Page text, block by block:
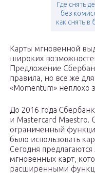
Где снять
без
как снять в
Карты мгновенной
широких
Предложение
правила, но все же для
«Momentum» неплохо
До 2016 года
и Mastercard Maestro.
ограниченный
было использовать
Сегодня
мгновенных карт,
расширенными